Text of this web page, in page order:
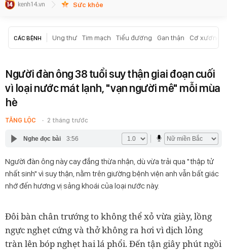
Sức khỏe
CÁC BỆNH Ung thư Tim mạch Tiểu đường Gan thận Cơ xương
Người đàn ông 38 tuổi suy thận giai đoạn cuối
vì loại nước mát lạnh, "vạn người mê" mỗi mùa
hè
TĂNG LỘC 2 tháng trước
Nghe đọc bài 3:56
Người đàn ông này cay đắng thừa nhận, dù vừa trải qua "thập tử
nhất sinh" vì suy thận, nằm trên giường bệnh viện anh vẫn bất giác
nhớ đến hương vị sảng khoái của loại nước này.
Đôi bàn chân trướng to không thể xỏ vừa giày, lồng
ngực nghẹt cứng và thở không ra hơi vì dịch lỏng
tràn lên bóp nghẹt hai lá phổi. Đến tận giây phút ngồi